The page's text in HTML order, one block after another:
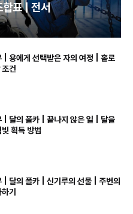
표 | 전서
| 용에게 선택받은 자의 여정 | 홀로
건
| 달의 폴카 | 끝나지 않은 일 | 달을
획득 방법
| 달의 폴카 | 신기루의 선물 | 주변의
기